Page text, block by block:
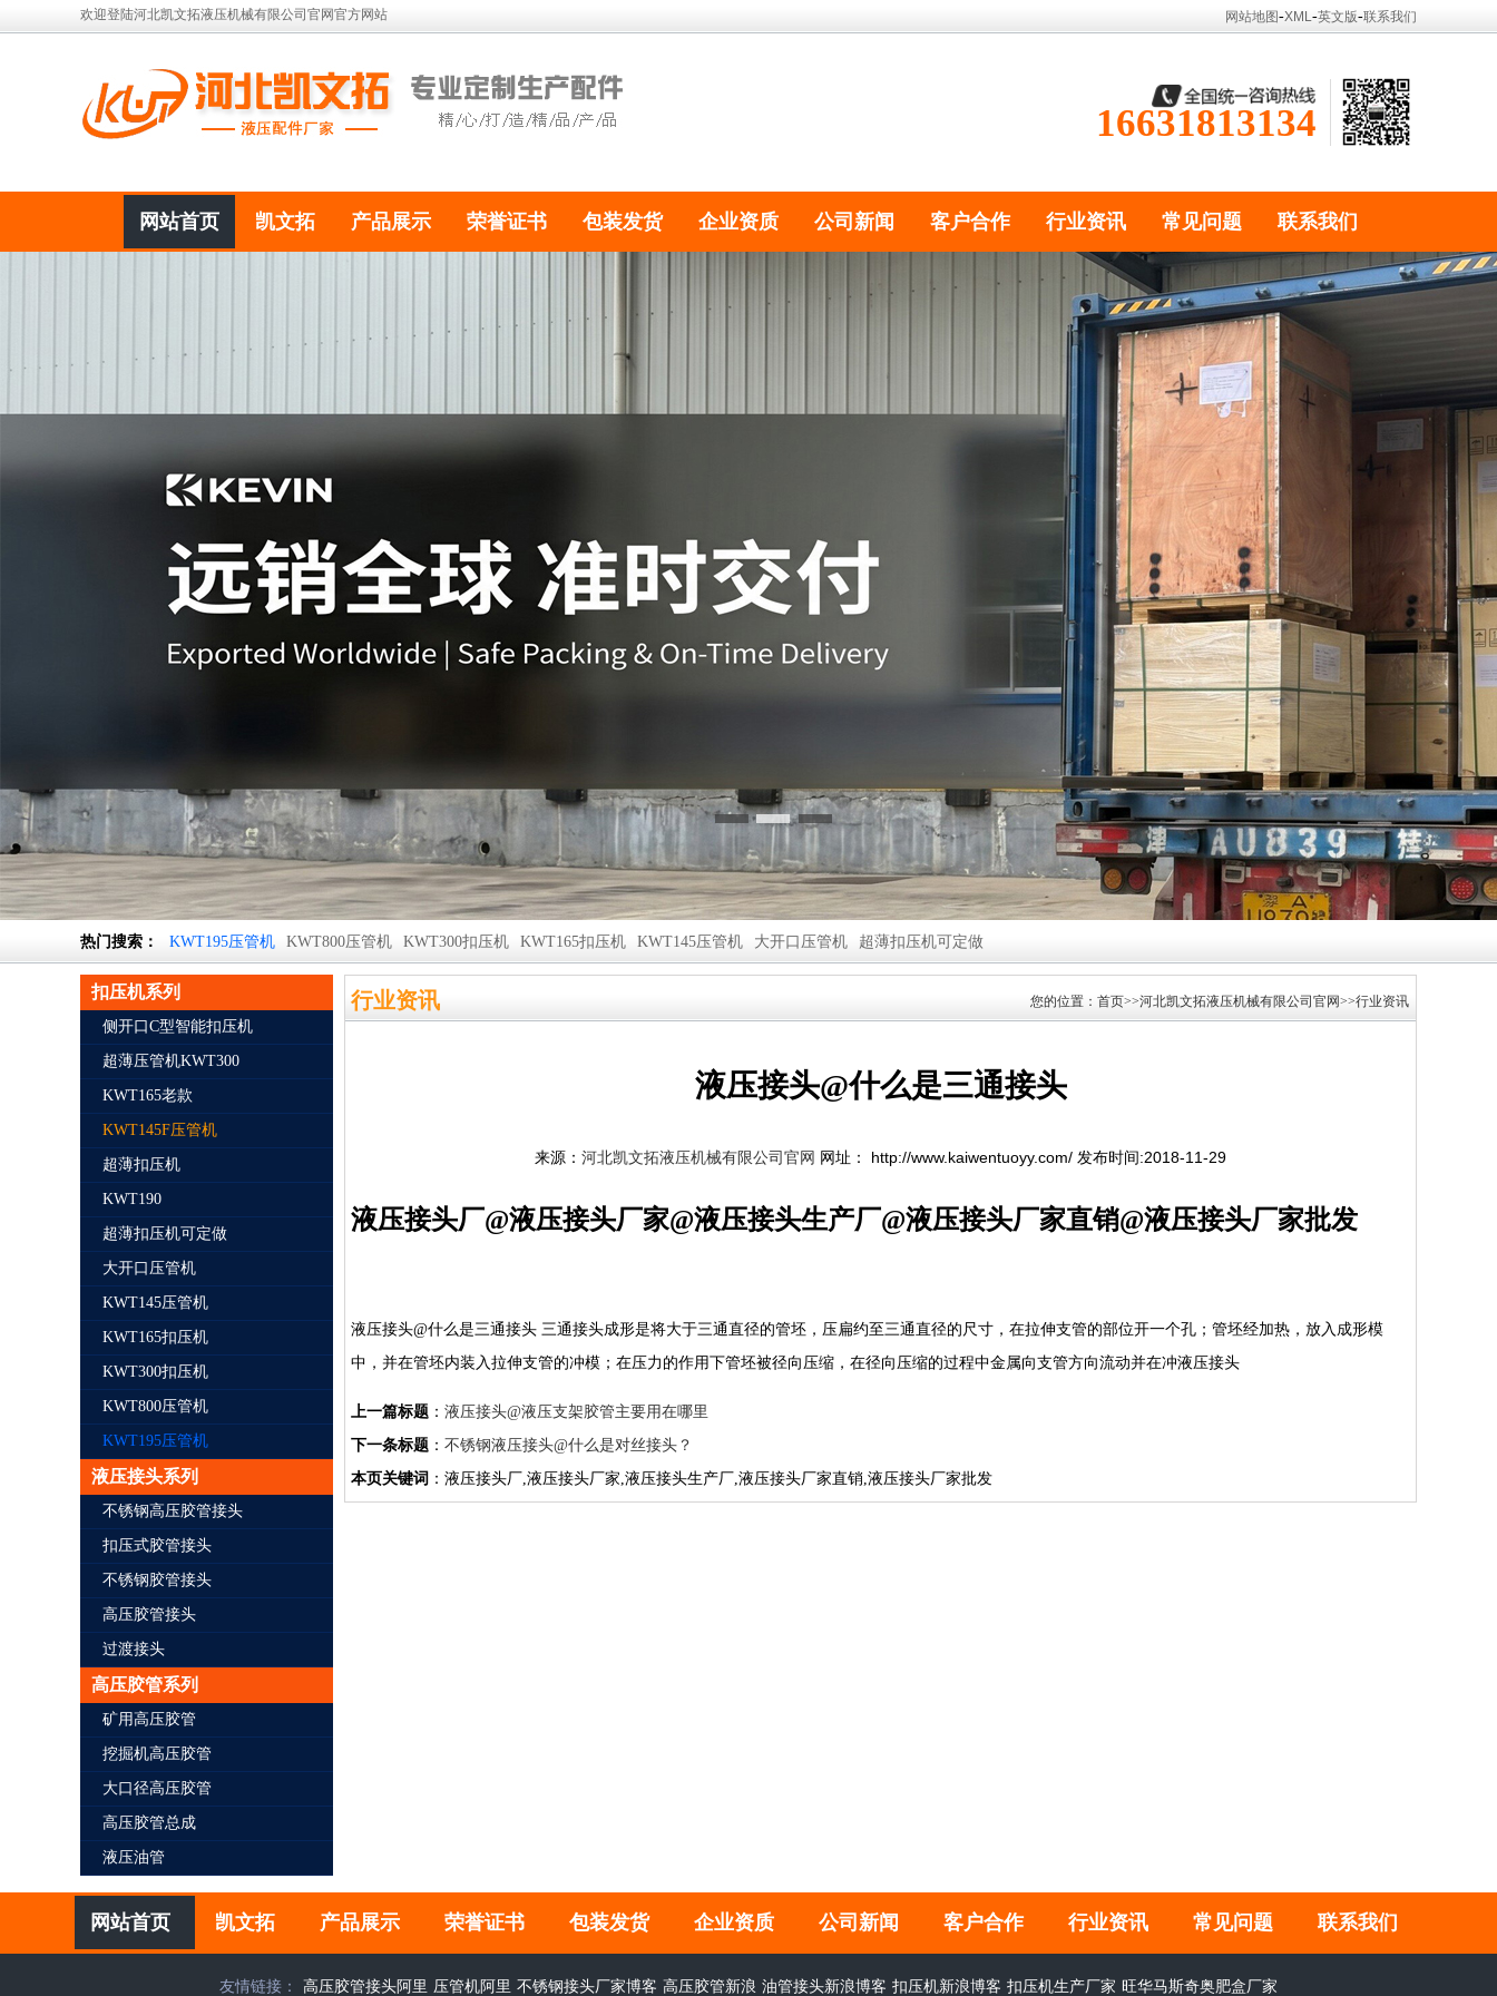
欢迎登陆河北凯文拓液压机械有限公司官网官方网站 网站地图-XML-英文版-联系我们
16631813134
网站首页 凯文拓 产品展示 荣誉证书 包装发货 企业资质 公司新闻 客户合作 行业资讯 常见问题 联系我们
热门搜索： KWT195压管机 KWT800压管机 KWT300扣压机 KWT165扣压机 KWT145压管机 大开口压管机 超薄扣压机可定做
扣压机系列
侧开口C型智能扣压机
超薄压管机KWT300
KWT165老款
KWT145F压管机
超薄扣压机
KWT190
超薄扣压机可定做
大开口压管机
KWT145压管机
KWT165扣压机
KWT300扣压机
KWT800压管机
KWT195压管机
液压接头系列
不锈钢高压胶管接头
扣压式胶管接头
不锈钢胶管接头
高压胶管接头
过渡接头
高压胶管系列
矿用高压胶管
挖掘机高压胶管
大口径高压胶管
高压胶管总成
液压油管
行业资讯 您的位置：首页>>河北凯文拓液压机械有限公司官网>>行业资讯
液压接头@什么是三通接头
来源： 河北凯文拓液压机械有限公司官网 网址： http://www.kaiwentuoyy.com/ 发布时间:2018-11-29
液压接头厂@液压接头厂家@液压接头生产厂@液压接头厂家直销@液压接头厂家批发
液压接头@什么是三通接头 三通接头成形是将大于三通直径的管坯，压扁约至三通直径的尺寸，在拉伸支管的部位开一个孔；管坯经加热，放入成形模
中，并在管坯内装入拉伸支管的冲模；在压力的作用下管坯被径向压缩，在径向压缩的过程中金属向支管方向流动并在冲液压接头
上一篇标题 ： 液压接头@液压支架胶管主要用在哪里
下一条标题 ： 不锈钢液压接头@什么是对丝接头？
本页关键词 ：液压接头厂,液压接头厂家,液压接头生产厂,液压接头厂家直销,液压接头厂家批发
网站首页 凯文拓 产品展示 荣誉证书 包装发货 企业资质 公司新闻 客户合作 行业资讯 常见问题 联系我们
友情链接： 高压胶管接头阿里 压管机阿里 不锈钢接头厂家博客 高压胶管新浪 油管接头新浪博客 扣压机新浪博客 扣压机生产厂家 旺华马斯奇奥肥盒厂家